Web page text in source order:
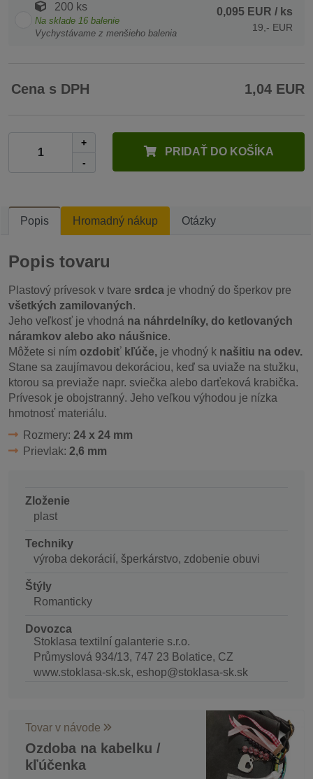
200 ks
Na sklade 16 balenie
Vychystávame z menšieho balenia
0,095 EUR / ks
19,- EUR
Cena s DPH 1,04 EUR
+
-
PRIDAŤ DO KOŠÍKA
Popis Hromadný nákup Otázky
Popis tovaru
Plastový prívesok v tvare srdca je vhodný do šperkov pre
všetkých zamilovaných.
Jeho veľkosť je vhodná na náhrdelníky, do ketlovaných
náramkov alebo ako náušnice.
Môžete si ním ozdobiť kľúče, je vhodný k našitiu na odev.
Stane sa zaujímavou dekoráciou, keď sa uviaže na stužku,
ktorou sa previaže napr. sviečka alebo darťeková krabička.
Prívesok je obojstranný. Jeho veľkou výhodou je nízka
hmotnosť materiálu.
Rozmery: 24 x 24 mm
Prievlak: 2,6 mm
Zloženie
plast
Techniky
výroba dekorácií, šperkárstvo, zdobenie obuvi
Štýly
Romanticky
Dovozca
Stoklasa textilní galanterie s.r.o.
Průmyslová 934/13, 747 23 Bolatice, CZ
www.stoklasa-sk.sk, eshop@stoklasa-sk.sk
Tovar v návode
Ozdoba na kabelku /
kľúčenka